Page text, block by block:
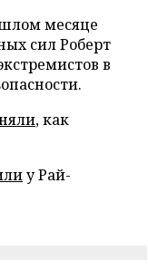
месяце
сил Роберт
в
, как
у Рай-